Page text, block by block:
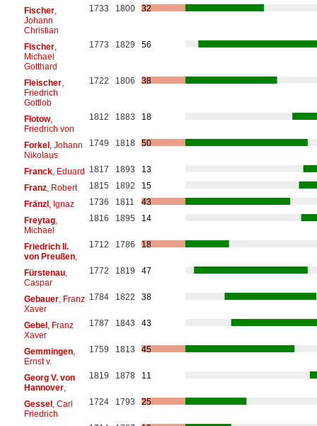
Fischer,
Johann
Christian
1733 1800 32
Fischer,
Michael
Gotthard
1773 1829 56
Fleischer,
Friedrich
Gottlob
1722 1806 38
Flotow,
Friedrich von
1812 1883 18
Forkel, Johann
Nikolaus
1749 1818 50
Franck, Eduard 1817 1893
13
Franz, Robert 1815 1892
15
Fränzl, Ignaz 1736 1811
43
Freytag,
Michael
1816 1895 14
Friedrich II.
von Preußen,
1712 1786 18
Fürstenau,
Caspar
1772 1819 47
Gebauer, Franz
Xaver
1784 1822 38
Gebel, Franz
Xaver
1787 1843 43
Gemmingen,
Ernst v.
1759 1813 45
Georg V. von
Hannover,
1819 1878 11
Gessel, Carl
Friedrich
1724 1793 25